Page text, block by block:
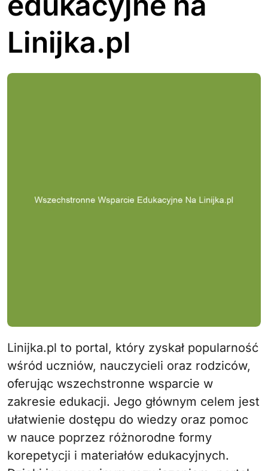
Linijka.pl
Linijka.pl to portal, który zyskał popularność
wśród uczniów, nauczycieli oraz rodziców,
oferując wszechstronne wsparcie w
zakresie edukacji. Jego głównym celem jest
ułatwienie dostępu do wiedzy oraz pomoc
w nauce poprzez różnorodne formy
korepetycji i materiałów edukacyjnych.